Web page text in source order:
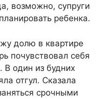
возможно, супруги
ребенка.
долю в квартире
почувствовал себя
один из будних
отгул. Сказала
срочными